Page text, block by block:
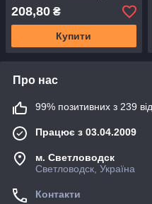
208,80 ₴
Купити
Про нас
99% позитивних з 239
Працює з 03.04.2009
м. Светловодск
Светловодск, Україна
Контакти